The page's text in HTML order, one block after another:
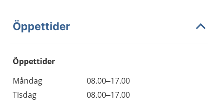
Öppettider
Öppettider
Dag
Öppettider
Kommentarer
Måndag
08.00–17.00
Tisdag
08.00–17.00